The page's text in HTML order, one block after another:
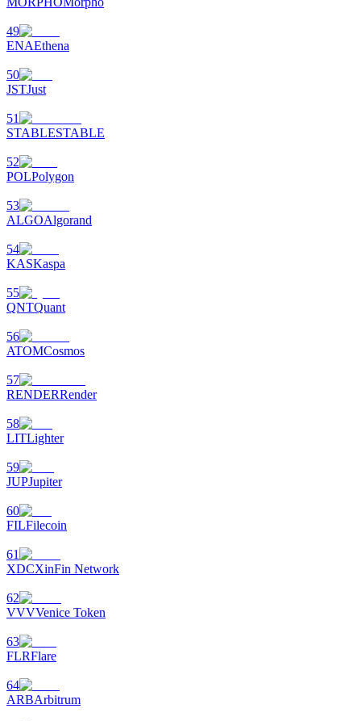
Precious Metals Trading Carnival
Trade Gold & Silver · 33,333 USDT Bonus
USDT Flexible Staking | Daily Rewards
BTC Flexible Staking | Daily Rewards
Больше событий
ЛогинЗарегистрироваться
49
ENAEthena
50
JSTJust
51
STABLESTABLE
52
POLPolygon
53
ALGOAlgorand
54
KASKaspa
55
QNTQuant
56
ATOMCosmos
57
RENDERRender
58
LITLighter
59
JUPJupiter
60
FILFilecoin
61
XDCXinFin Network
62
VVVVenice Token
63
FLRFlare
64
ARBArbitrum